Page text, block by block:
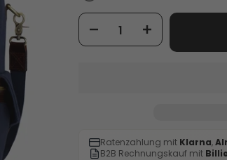
Ratenzahlung mit Klarna,
B2B Rechnungskauf mit